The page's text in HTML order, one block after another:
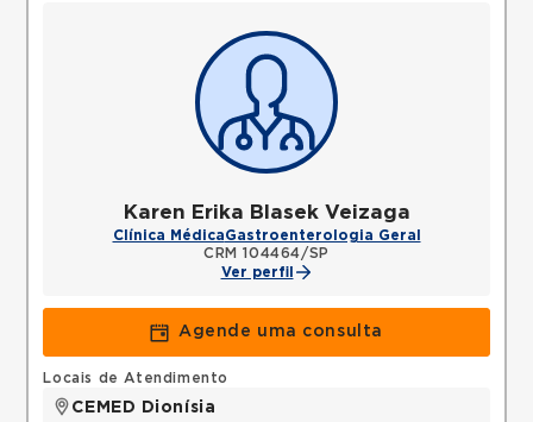
Karen Erika Blasek Veizaga
Clínica MédicaGastroenterologia Geral
CRM 104464/SP
Ver perfil
Agende uma consulta
Locais de Atendimento
CEMED Dionísia